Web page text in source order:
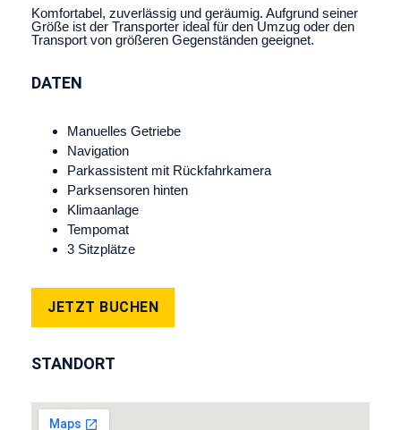
Komfortabel, zuverlässig und geräumig. Aufgrund seiner
Größe ist der Transporter ideal für den Umzug oder den
Transport von größeren Gegenständen geeignet.
DATEN
Manuelles Getriebe
Navigation
Parkassistent mit Rückfahrkamera
Parksensoren hinten
Klimaanlage
Tempomat
3 Sitzplätze
JETZT BUCHEN
STANDORT